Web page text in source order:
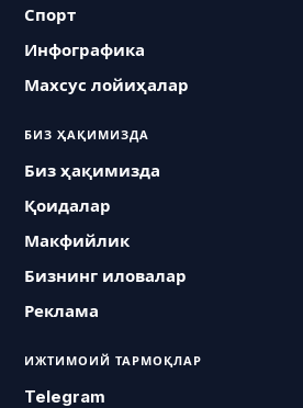
Спорт
Инфографика
Махсус лойиҳалар
БИЗ ҲАҚИМИЗДА
Биз ҳақимизда
Қоидалар
Макфийлик
Бизнинг иловалар
Реклама
ИЖТИМОИЙ ТАРМОҚЛАР
Telegram